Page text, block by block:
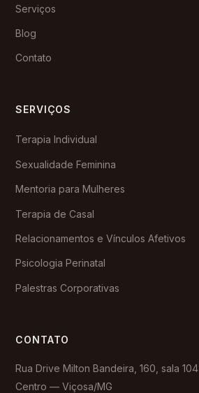
Serviços
Blog
Contato
SERVIÇOS
Terapia Individual
Sexualidade Feminina
Mentoria para Mulheres
Terapia de Casal
Relacionamentos e Vínculos Afetivos
Psicologia Perinatal
Palestras Corporativas
CONTATO
Rua Drive Milton Bandeira, 160, sala 104
Centro — Viçosa/MG